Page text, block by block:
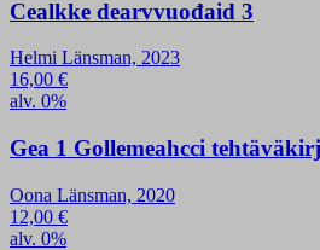
Cealkke dearvvuođaid 3
Helmi Länsman, 2023
16,00 €
alv. 0%
Gea 1 Gollemeahcci
Oona Länsman, 2020
12,00 €
alv. 0%